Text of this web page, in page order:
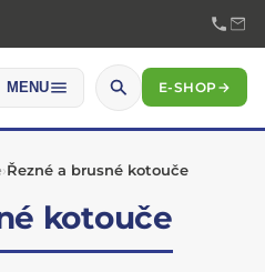
MENU E-SHOP→
›Řezné a brusné kotouče
kotouče